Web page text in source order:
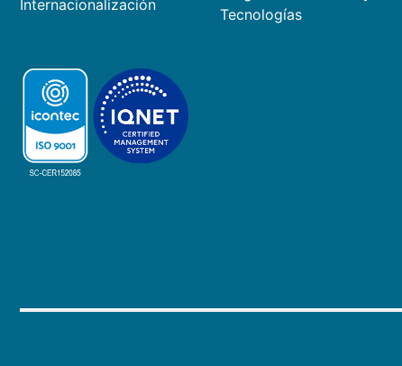
Internacionalización
Tecnologías